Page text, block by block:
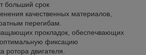
больший срок
качественных материалов,
перегибам.
прокладок, обеспечвающих
оптимальную фиксацию
ротора двигателя.